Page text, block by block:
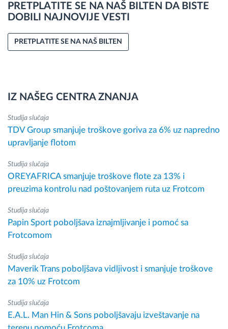
PRETPLATITE SE NA NAŠ BILTEN DA BISTE
DOBILI NAJNOVIJE VESTI
PRETPLATITE SE NA NAŠ BILTEN
IZ NAŠEG CENTRA ZNANJA
Studija slučaja
TDV Group smanjuje troškove goriva za 6% uz napredno
upravljanje flotom
Studija slučaja
OREYAFRICA smanjuje troškove flote za 13% i
preuzima kontrolu nad poštovanjem ruta uz Frotcom
Studija slučaja
Papin Sport poboljšava iznajmljivanje i pomoć sa
Frotcomom
Studija slučaja
Maverik Trans poboljšava vidljivost i smanjuje troškove
za 10% uz Frotcom
Studija slučaja
E.A.L. Man Hin & Sons poboljšavaju izveštavanje na